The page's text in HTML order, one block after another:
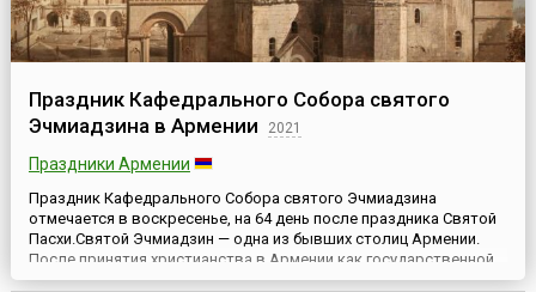
Праздник Кафедрального Собора святого
Эчмиадзина в Армении
2021
Праздники Армении
Праздник Кафедрального Собора святого Эчмиадзина
отмечается в воскресенье, на 64 день после праздника Святой
Пасхи.Святой Эчмиадзин — одна из бывших столиц Армении.
После принятия христианства в Армении как государственной
религии в 301 году он стал духовным центром Армянской